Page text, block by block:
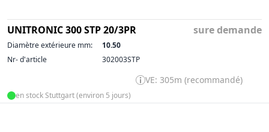
UNITRONIC 300 STP 20/3PR sure demande
Diamètre extérieure mm:
10.50
Nr- d'article
302003STP
VE: 305m (recommandé)
en stock Stuttgart (environ 5 jours)